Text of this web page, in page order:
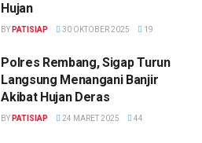
Hujan
BY PATISIAP 30 OKTOBER 2025 19
Polres Rembang, Sigap Turun
Langsung Menangani Banjir
Akibat Hujan Deras
BY PATISIAP 24 MARET 2025 44